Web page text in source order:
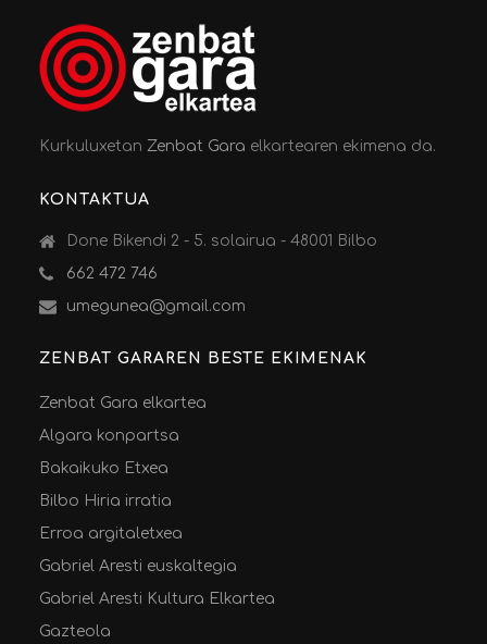
KurkuluxetanZenbat Gara elkartearen ekimena da.
KONTAKTUA
Done Bikendi 2 - 5. solairua - 48001 Bilbo
662 472 746
umegunea@gmail.com
ZENBAT GARAREN BESTE EKIMENAK
Zenbat Gara elkartea
Algara konpartsa
Bakaikuko Etxea
Bilbo Hiria irratia
Erroa argitaletxea
Gabriel Aresti euskaltegia
Gabriel Aresti Kultura Elkartea
Gazteola